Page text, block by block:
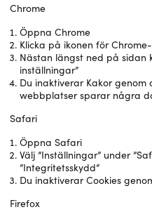
Chrome
Öppna Chrome
Klicka på ikonen för
Nästan längst ned på sidan
inställningar”
Du inaktiverar Kakor
webbplatser sparar några
Safari
Öppna Safari
Välj ”Inställningar” under
”Integritetsskydd”
Du inaktiverar Cookies
Firefox